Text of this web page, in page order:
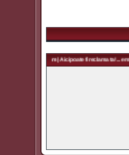
| Aici poate fi reclama ta! ...